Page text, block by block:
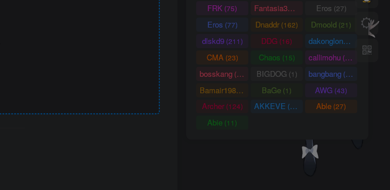
FRK (75) Fantasia3DArt (55)Eros (27)
Eros (77) Dnaddr (162) Dmoold (21)
dlskd9(211) DDG (16) dakonglong(20)
CMA (23) Chaos (15) callimohu (57)
bosskang (85) BIGDOG (1) bangbang (22)
Bamair1984(15) BaGe (1) AWG (43)
Archer(124) AKKEVE (114) Able (27)
Abie (11)